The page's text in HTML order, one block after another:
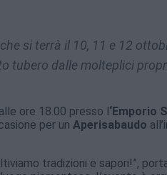
si terrà il 10, 11 e 12
tubero dalle molteplici
ore 18.00 presso l ‘Emporio
per un Aperisabaudo
tradizioni e sapori!”,